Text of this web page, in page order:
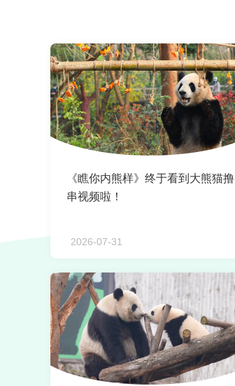
《瞧你内熊样》终于看到大熊猫撸
串视频啦！
2026-07-31